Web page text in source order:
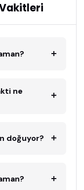
ne
doğuyor?